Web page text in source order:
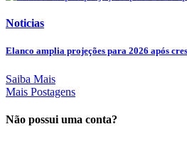
Noticias
Elanco amplia projeções para 2026 após
Saiba Mais
Mais Postagens
Não possui uma conta?